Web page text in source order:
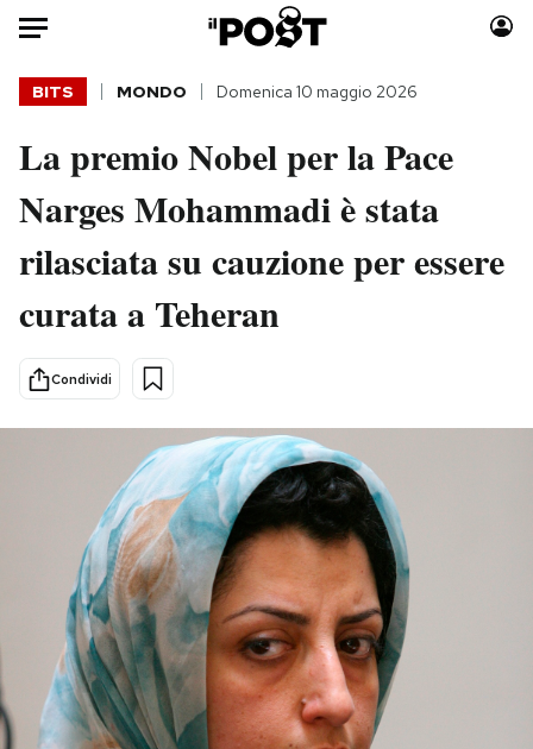
Auto
Mondo
Politica
Tecnologia
Scienza
Cultura
Moda
Consumismi
Altrecose
Mondiali calcio 2026
PODCAST
NEWSLETTER
I MIEI PREFERITI
BITS MONDO Domenica 10 maggio 2026
La premio Nobel per la Pace
Narges Mohammadi è stata
rilasciata su cauzione per essere
curata a Teheran
Condividi